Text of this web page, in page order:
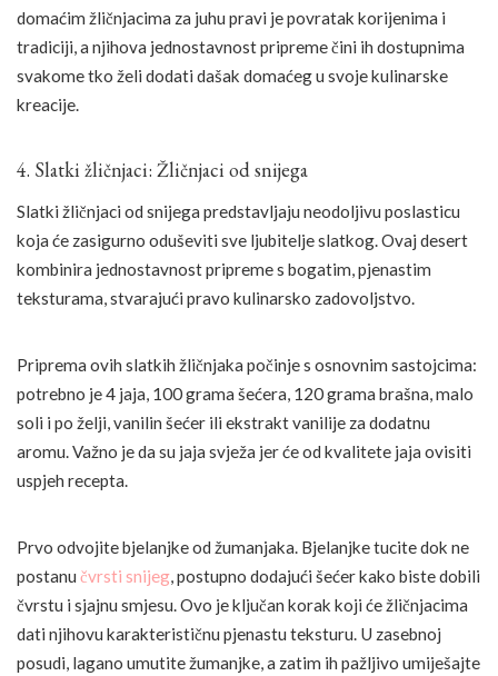
domaćim žličnjacima za juhu pravi je povratak korijenima i
tradiciji, a njihova jednostavnost pripreme čini ih dostupnima
svakome tko želi dodati dašak domaćeg u svoje kulinarske
kreacije.
4. Slatki žličnjaci: Žličnjaci od snijega
Slatki žličnjaci od snijega predstavljaju neodoljivu poslasticu
koja će zasigurno oduševiti sve ljubitelje slatkog. Ovaj desert
kombinira jednostavnost pripreme s bogatim, pjenastim
teksturama, stvarajući pravo kulinarsko zadovoljstvo.
Priprema ovih slatkih žličnjaka počinje s osnovnim sastojcima:
potrebno je 4 jaja, 100 grama šećera, 120 grama brašna, malo
soli i po želji, vanilin šećer ili ekstrakt vanilije za dodatnu
aromu. Važno je da su jaja svježa jer će od kvalitete jaja ovisiti
uspjeh recepta.
Prvo odvojite bjelanjke od žumanjaka. Bjelanjke tucite dok ne
postanu čvrsti snijeg, postupno dodajući šećer kako biste dobili
čvrstu i sjajnu smjesu. Ovo je ključan korak koji će žličnjacima
dati njihovu karakterističnu pjenastu teksturu. U zasebnoj
posudi, lagano umutite žumanjke, a zatim ih pažljivo umiješajte